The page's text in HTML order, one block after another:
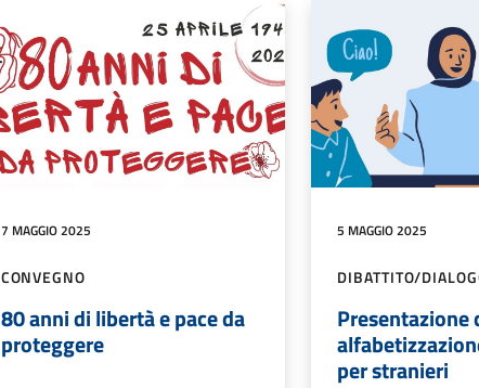
7 MAGGIO 2025
CONVEGNO
80 anni di libertà e pace da
proteggere
5 MAGGIO 2025
DIBATTITO/
Presentazione
per stranieri